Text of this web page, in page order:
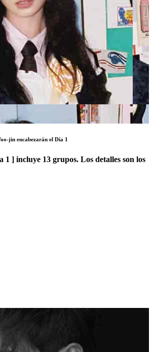
jin encabezarán el Día 1
1 ] incluye 13 grupos. Los detalles son los